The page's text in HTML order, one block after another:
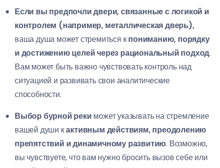
Если вы предпочли двери, связанные с логикой и
контролем (например, металлическая дверь),
ваша душа может стремиться кпониманию, порядку
и достижению целей через рациональный подход.
Вам может быть важно чувствовать контроль над
ситуацией и развивать свои аналитические
способности.
Выбор бурной реки может указывать на стремление
вашей души кактивным действиям, преодолению
препятствий и динамичному развитию. Возможно,
вы чувствуете, что вам нужно бросить вызов себе или